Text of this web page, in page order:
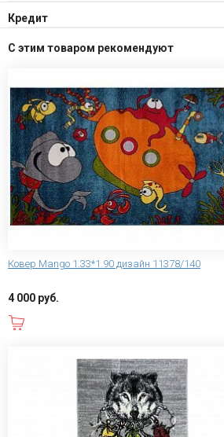
Кредит
С этим товаром рекомендуют
Ковер Mango 1.33*1.90 дизайн 11378/140
4 000 руб.